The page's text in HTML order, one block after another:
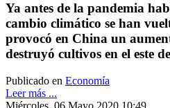
Ya antes de la pandemia
cambio climático se han
provocó en China un
destruyó cultivos en el este
Publicado en Economía
Leer más ...
Miércoles, 06 Mayo 2020 10:49